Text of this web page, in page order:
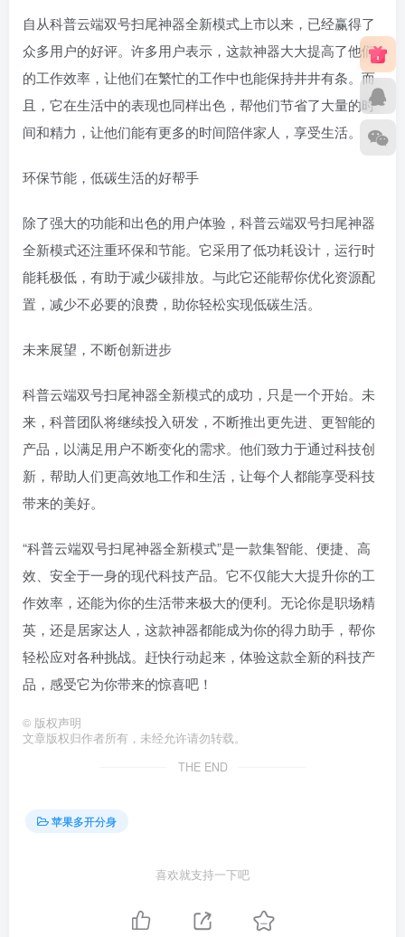
自从科普云端双号扫尾神器全新模式上市以来，已经赢得了
众多用户的好评。许多用户表示，这款神器大大提高了他们
的工作效率，让他们在繁忙的工作中也能保持井井有条。而
且，它在生活中的表现也同样出色，帮他们节省了大量的时
间和精力，让他们能有更多的时间陪伴家人，享受生活。
环保节能，低碳生活的好帮手
除了强大的功能和出色的用户体验，科普云端双号扫尾神器
全新模式还注重环保和节能。它采用了低功耗设计，运行时
能耗极低，有助于减少碳排放。与此它还能帮你优化资源配
置，减少不必要的浪费，助你轻松实现低碳生活。
未来展望，不断创新进步
科普云端双号扫尾神器全新模式的成功，只是一个开始。未
来，科普团队将继续投入研发，不断推出更先进、更智能的
产品，以满足用户不断变化的需求。他们致力于通过科技创
新，帮助人们更高效地工作和生活，让每个人都能享受科技
带来的美好。
“科普云端双号扫尾神器全新模式”是一款集智能、便捷、高
效、安全于一身的现代科技产品。它不仅能大大提升你的工
作效率，还能为你的生活带来极大的便利。无论你是职场精
英，还是居家达人，这款神器都能成为你的得力助手，帮你
轻松应对各种挑战。赶快行动起来，体验这款全新的科技产
品，感受它为你带来的惊喜吧！
© 版权声明
文章版权归作者所有，未经允许请勿转载。
THE END
苹果多开分身
喜欢就支持一下吧